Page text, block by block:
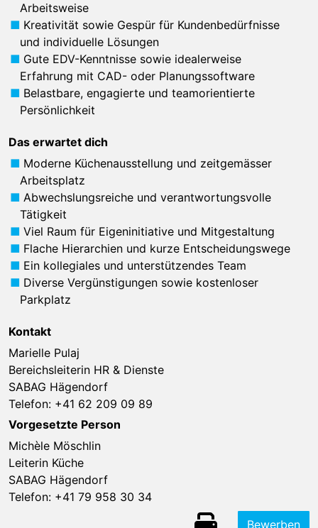
Arbeitsweise
Kreativität sowie Gespür für Kundenbedürfnisse
und individuelle Lösungen
Gute EDV-Kenntnisse sowie idealerweise
Erfahrung mit CAD- oder Planungssoftware
Belastbare, engagierte und teamorientierte
Persönlichkeit
Das erwartet dich
Moderne Küchenausstellung und zeitgemässer
Arbeitsplatz
Abwechslungsreiche und verantwortungsvolle
Tätigkeit
Viel Raum für Eigeninitiative und Mitgestaltung
Flache Hierarchien und kurze Entscheidungswege
Ein kollegiales und unterstützendes Team
Diverse Vergünstigungen sowie kostenloser
Parkplatz
Kontakt
Marielle Pulaj
Bereichsleiterin HR & Dienste
SABAG Hägendorf
Telefon: +41 62 209 09 89
Vorgesetzte Person
Michèle Möschlin
Leiterin Küche
SABAG Hägendorf
Telefon: +41 79 958 30 34
Bewerben